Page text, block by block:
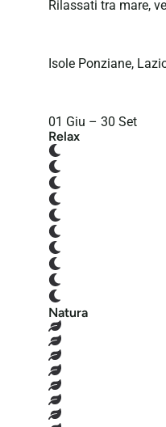
Rilassati tra mare,
Isole Ponziane,
01 Giu – 30 Set
Relax
Natura